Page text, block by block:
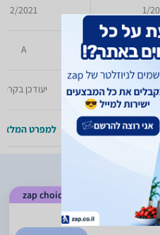
1/
A
בקרוב
>>
2/2021
A
יעודכן בקרוב
למפרט המלא
zap choice